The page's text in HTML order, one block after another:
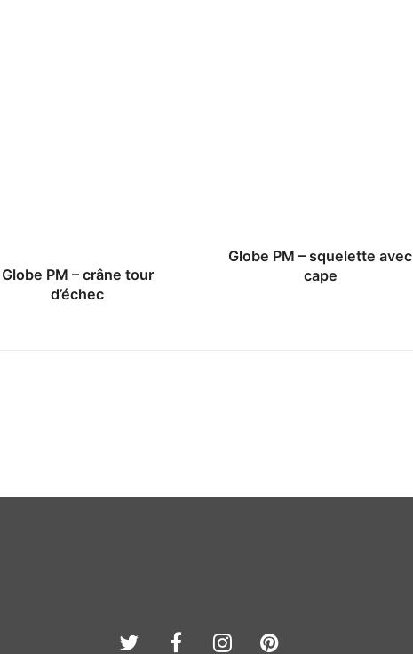
Globe PM – crâne tour
d’échec
Globe PM – squelette avec
cape
TwitterFacebook
Instagram
Pinterest